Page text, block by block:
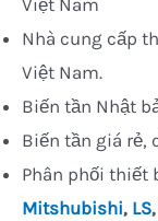
Việt Nam
Nhà cung cấp
Việt Nam.
Biến tần Nhật
Biến tần giá rẻ,
Phân phối thiết
Mitshubishi, LS,